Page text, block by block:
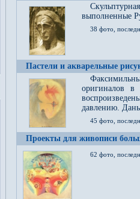
выполненные
38 фото,
Пастели и акварельные
оригиналов
давлению.
45 фото,
Проекты для живописи
62 фото,